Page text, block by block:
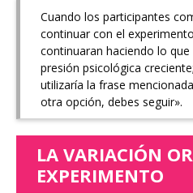
Cuando los participantes
continuar con el
continuaran haciendo lo
presión psicológica
utilizaría la frase
otra opción, debes seguir».
LA VARIACIÓN
EXPERIMENTO